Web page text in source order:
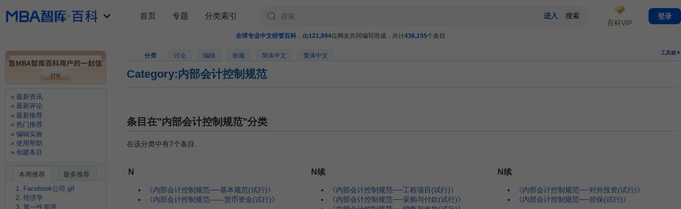
全球专业中文经管百科 ，由121,994位网友共同编写而成，共计436,155个条目
分类 讨论 编辑 收藏 简体中文 繁体中文 工具箱▼
Category:内部会计控制规范
条目在"内部会计控制规范"分类
在该分类中有7个条目.
N
《内部会计控制规范──基本规范(试行)》
《内部会计控制规范——货币资金(试行)》
N续
《内部会计控制规范──工程项目(试行)》
《内部会计控制规范──采购与付款(试行)》
N续
《内部会计控制规范──对外投资(试行)》
《内部会计控制规范──担保(试行)》
首页 专题 分类索引
百科VIP
登录
最新资讯
最新评论
最新推荐
热门推荐
编辑实验
使用帮助
创建条目
本周推荐
最多推荐
Facebook公司.gif
经济学
第一性原理